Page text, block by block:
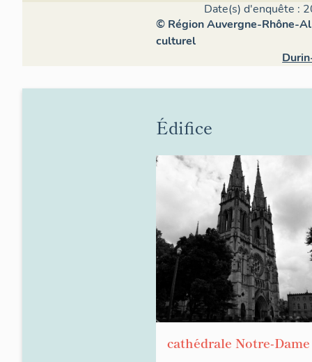
Date(s) d'enquête :
© Région Auvergne-Rhône-
culturel
Édifice
cathédrale Notre-Dame